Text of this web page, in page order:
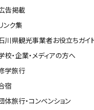
告掲載
ンク集
川県観光事業者お役立ちガイ
校・企業・メディアの方へ
学旅行
宿
体旅行・コンベンション